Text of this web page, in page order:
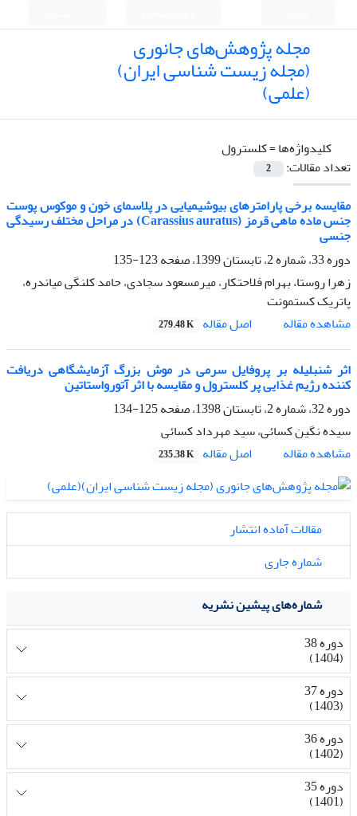
مجله پژوهش‌های جانوری
(مجله زیست شناسی ایران)
(علمی)
کلیدواژه‌ها =کلسترول
تعداد مقالات:
2
مقایسه برخی پارامترهای بیوشیمیایی در پلاسمای خون و موکوس پوست
جنس ماده ماهی قرمز (Carassius auratus) در مراحل مختلف رسیدگی
جنسی
دوره 33، شماره 2، تابستان 1399، صفحه
123-135
زهرا روستا، بهرام فلاحتکار، میرمسعود سجادی، حامد کلنگی میاندره،
پاتریک کستمونت
مشاهده مقاله
اصل مقاله 279.48 K
اثر شنبلیله بر پروفایل سرمی در موش بزرگ آزمایشگاهی دریافت
کننده رژیم غذایی پر کلسترول و مقایسه با اثر آتورواستاتین
دوره 32، شماره 2، تابستان 1398، صفحه
125-134
سیده نگین کسائی، سید مهرداد کسائی
مشاهده مقاله
اصل مقاله 235.38 K
مقالات آماده انتشار
شماره جاری
شماره‌های پیشین نشریه
دوره 38
(1404)
دوره 37
(1403)
دوره 36
(1402)
دوره 35
(1401)